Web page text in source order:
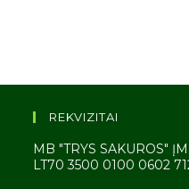
REKVIZITAI
MB "TRYS SAKUROS"
LT70 3500 0100 0602